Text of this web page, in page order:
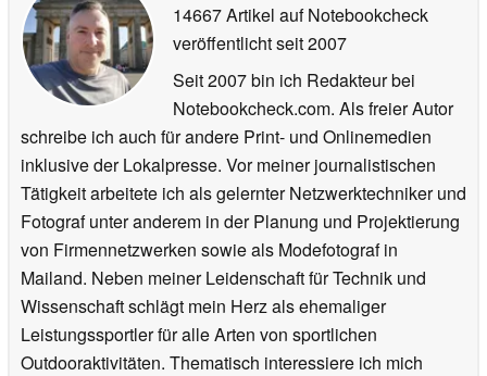
14667 Artikel auf Notebookcheck
veröffentlichtseit 2007
Seit 2007 bin ich Redakteur bei
Notebookcheck.com. Als freier Autor
schreibe ich auch für andere Print- und Onlinemedien
inklusive der Lokalpresse. Vor meiner journalistischen
Tätigkeit arbeitete ich als gelernter Netzwerktechniker und
Fotograf unter anderem in der Planung und Projektierung
von Firmennetzwerken sowie als Modefotograf in
Mailand. Neben meiner Leidenschaft für Technik und
Wissenschaft schlägt mein Herz als ehemaliger
Leistungssportler für alle Arten von sportlichen
Outdooraktivitäten. Thematisch interessiere ich mich